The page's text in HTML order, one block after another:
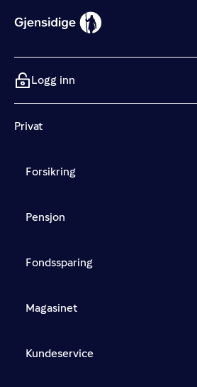
Privat
Forsikring
Pensjon
Fondssparing
Magasinet
Kundeservice
Logg inn